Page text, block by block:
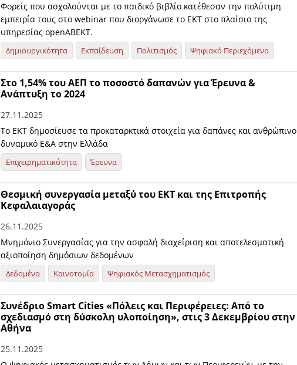
Φορείς που ασχολούνται με το παιδικό βιβλίο κατέθεσαν την πολύτιμη
εμπειρία τους στο webinar που διοργάνωσε το ΕΚΤ στο πλαίσιο της
υπηρεσίας openABEKT.
Δημιουργικότητα Εκπαίδευση Πολιτισμός Ψηφιακό Περιεχόμενο
Στο 1,54% του ΑΕΠ το ποσοστό δαπανών για Έρευνα &
Ανάπτυξη το 2024
27.11.2025
Το ΕΚΤ δημοσίευσε τα προκαταρκτικά στοιχεία για δαπάνες και ανθρώπινο
δυναμικό Ε&Α στην Ελλάδα
Επιχειρηματικότητα Έρευνα
Θεσμική συνεργασία μεταξύ του EKT και της Επιτροπής
Κεφαλαιαγοράς
26.11.2025
Μνημόνιο Συνεργασίας για την ασφαλή διαχείριση και αποτελεσματική
αξιοποίηση δημόσιων δεδομένων
Δεδομένα Καινοτομία Ψηφιακός Μετασχηματισμός
Συνέδριο Smart Cities «Πόλεις και Περιφέρειες: Από το
σχεδιασμό στη δύσκολη υλοποίηση», στις 3 Δεκεμβρίου στην
Αθήνα
25.11.2025